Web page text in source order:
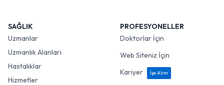
SAĞLIK
Uzmanlar
Uzmanlık Alanları
Hastalıklar
Hizmetler
PROFESYONELLER
Doktorlar İçin
Web Siteniz İçin
Kariyer
İşe Alım